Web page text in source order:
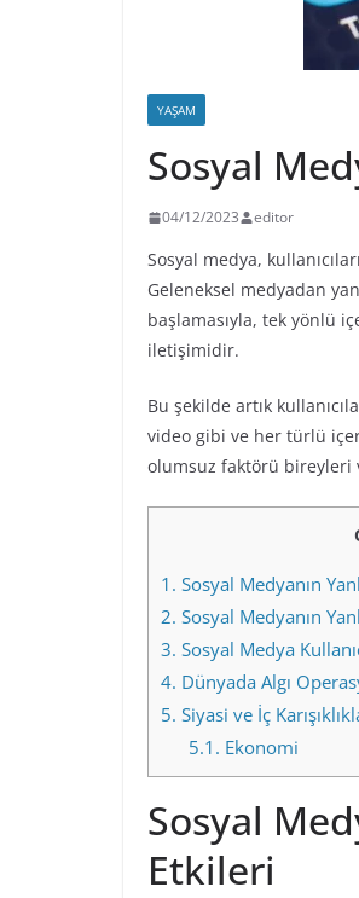
YAŞAM
Sosyal
04/12/2023 editor
Sosyal medya,
Geleneksel medyadan
başlamasıyla, tek yönlü
iletişimidir.
Bu şekilde artık
video gibi ve her türlü
olumsuz faktörü bireyleri
1. Sosyal Medyanın
2. Sosyal Medyanın
3. Sosyal Medya
4. Dünyada Algı
5. Siyasi ve İç
5.1. Ekonomi
Sosyal
Etkileri